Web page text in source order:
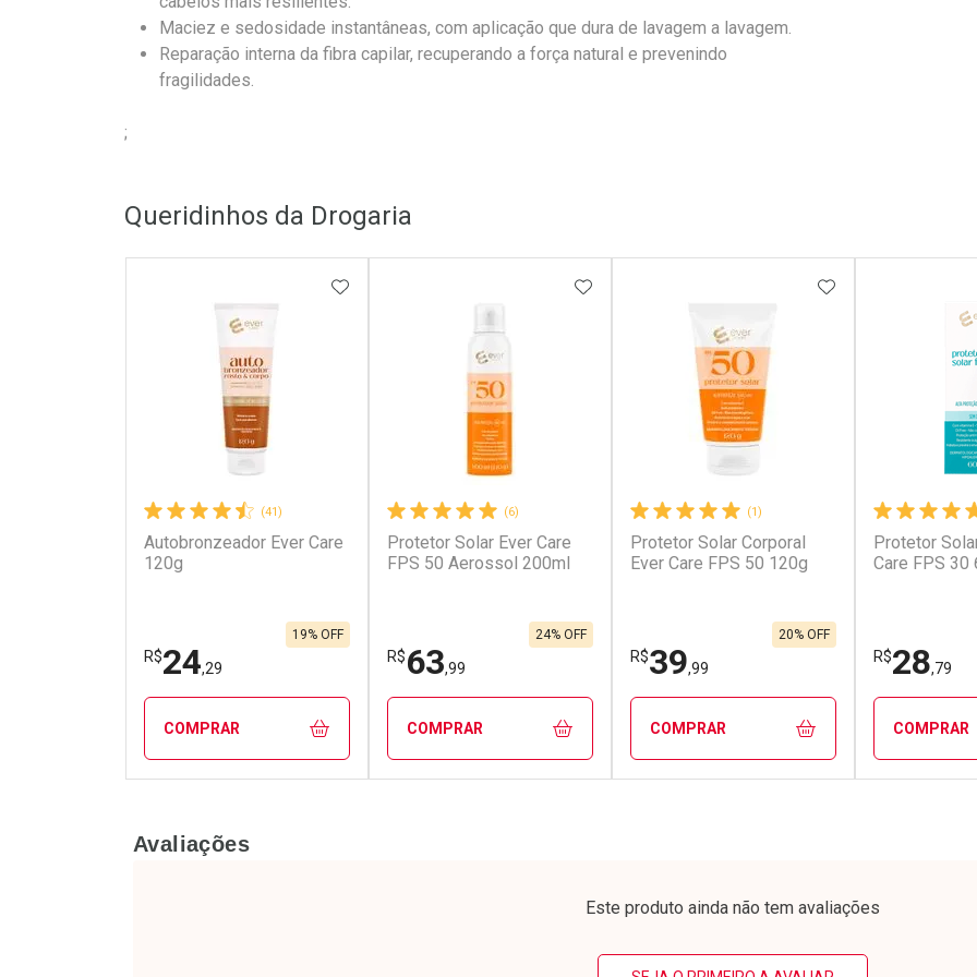
Maciez e sedosidade instantâneas, com aplicação que dura de lavagem a lavagem.
Reparação interna da fibra capilar, recuperando a força natural e prevenindo
fragilidades.
;
Queridinhos da Drogaria
(41)
Autobronzeador Ever Care
120g
R$24,29
19% OFF
ADICIONAR AOS FAVORITOS
COMPRAR
Laboratório
Por Menos
(6)
Protetor Solar Ever Care
FPS 50 Aerossol 200ml
R$63,99
24% OFF
ADICIONAR AOS FAVORITOS
COMPRAR
(1)
Protetor Solar Corporal
Ever Care FPS 50 120g
R$39,99
20% OFF
ADICIONAR AOS
COMPRAR
Protetor
Care FPS 30
R$28,79
COMPRAR
Avaliações
Este produto ainda não tem avaliações